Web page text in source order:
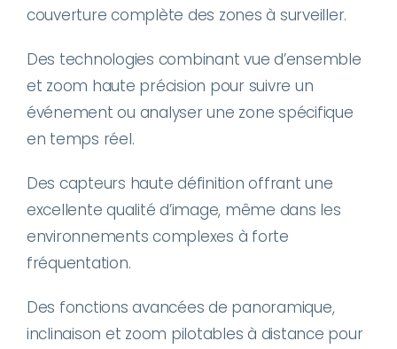
couverture complète des zones à surveiller.
Des technologies combinant vue d’ensemble
et zoom haute précision pour suivre un
événement ou analyser une zone spécifique
en temps réel.
Des capteurs haute définition offrant une
excellente qualité d’image, même dans les
environnements complexes à forte
fréquentation.
Des fonctions avancées de panoramique,
inclinaison et zoom pilotables à distance pour